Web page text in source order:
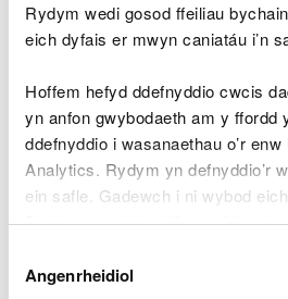
Rydym wedi gosod ffeiliau
eich dyfais er mwyn caniatáu i’n
Hoffem hefyd ddefnyddio cwcis
yn anfon gwybodaeth am y ffordd
ddefnyddio i wasanaethau o’r
Analytics. Rydym yn defnyddio’r
ein safle. Gadewch i ni wybod
Byddwn yn defnyddio cwci i
Gellirdarllen mwy am ein cwcis
Caniatâd
Angenrheidiol
Egwyddorion
maethynnau mewn
arfaethedig
Asesu Sensitifrwydd y
Nghymru
Y termau a ddefnyddir
maes gwella’r arfordir a’r
Egwyddorion craidd ar
gwaith adfer neu wella